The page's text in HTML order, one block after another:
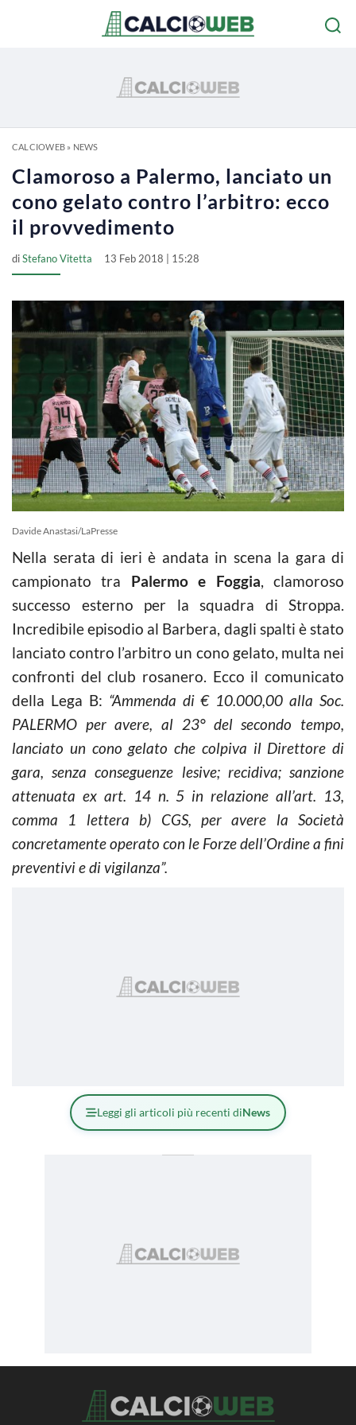
CALCIOWEB» NEWS
Clamoroso a Palermo, lanciato un
cono gelato contro l’arbitro: ecco
il provvedimento
diStefano Vitetta 13 Feb 2018 | 15:28
Davide Anastasi/LaPresse
Nella serata di ieri è andata in scena la gara di
campionato tra Palermo e Foggia, clamoroso
successo esterno per la squadra di Stroppa.
Incredibile episodio al Barbera, dagli spalti è stato
lanciato contro l’arbitro un cono gelato, multa nei
confronti del club rosanero. Ecco il comunicato
della Lega B: “Ammenda di € 10.000,00 alla Soc.
PALERMO per avere, al 23° del secondo tempo,
lanciato un cono gelato che colpiva il Direttore di
gara, senza conseguenze lesive; recidiva; sanzione
attenuata ex art. 14 n. 5 in relazione all’art. 13,
comma 1 lettera b) CGS, per avere la Società
concretamente operato con le Forze dell’Ordine a fini
preventivi e di vigilanza”.
Leggi gli articoli più recenti diNews